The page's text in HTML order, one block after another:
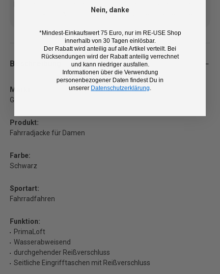
Beschreibung
Marke:
Gonso
Produkt:
Fahrradjacke für Damen
Farbe:
Schwarz
Sportart:
Fahrradfahren
Funktion:
PrimaLoft
Wasserabweisend
durchgehender Reißverschluss
Seitliche Eingrifftaschen mit Reißverschluss
Nein, danke
*Mindest-Einkaufswert 75 Euro, nur im RE-USE Shop
innerhalb von 30 Tagen einlösbar.
Der Rabatt wird anteilig auf alle Artikel verteilt. Bei
Rücksendungen wird der Rabatt anteilig verrechnet
und kann niedriger ausfallen.
Informationen über die Verwendung
personenbezogener Daten findest Du in
unserer Datenschutzerklärung